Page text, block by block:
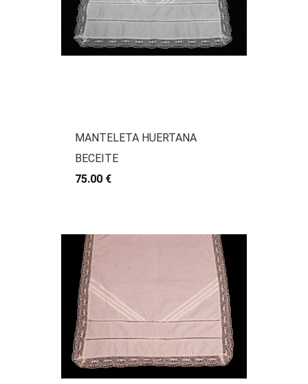
MANTELETA HUERTANA
BECEITE
75.00 €